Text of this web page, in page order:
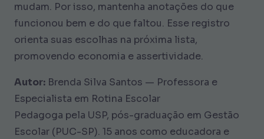
mudam. Por isso, mantenha anotações do que
funcionou bem e do que faltou. Esse registro
orienta suas escolhas na próxima lista,
promovendo economia e assertividade.
Autor: Brenda Silva Santos — Professora e
Especialista em Rotina Escolar
Pedagoga pela USP, pós-graduação em Gestão
Escolar (PUC-SP). 15 anos como educadora e